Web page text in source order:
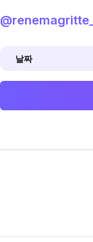
날짜